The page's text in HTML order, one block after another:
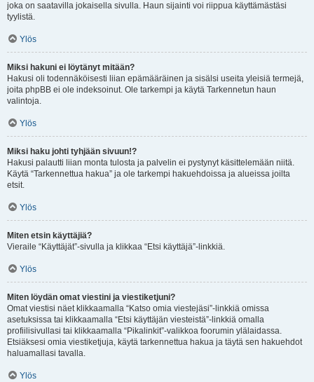
joka on saatavilla jokaisella sivulla. Haun sijainti voi riippua käyttämästäsi
tyylistä.
Ylös
Miksi hakuni ei löytänyt mitään?
Hakusi oli todennäköisesti liian epämääräinen ja sisälsi useita yleisiä termejä,
joita phpBB ei ole indeksoinut. Ole tarkempi ja käytä Tarkennetun haun
valintoja.
Ylös
Miksi haku johti tyhjään sivuun!?
Hakusi palautti liian monta tulosta ja palvelin ei pystynyt käsittelemään niitä.
Käytä “Tarkennettua hakua” ja ole tarkempi hakuehdoissa ja alueissa joilta
etsit.
Ylös
Miten etsin käyttäjiä?
Vieraile “Käyttäjät”-sivulla ja klikkaa “Etsi käyttäjä”-linkkiä.
Ylös
Miten löydän omat viestini ja viestiketjuni?
Omat viestisi näet klikkaamalla “Katso omia viestejäsi”-linkkiä omissa
asetuksissa tai klikkaamalla “Etsi käyttäjän viesteistä”-linkkiä omalla
profiilisivullasi tai klikkaamalla “Pikalinkit”-valikkoa foorumin ylälaidassa.
Etsiäksesi omia viestiketjuja, käytä tarkennettua hakua ja täytä sen hakuehdot
haluamallasi tavalla.
Ylös